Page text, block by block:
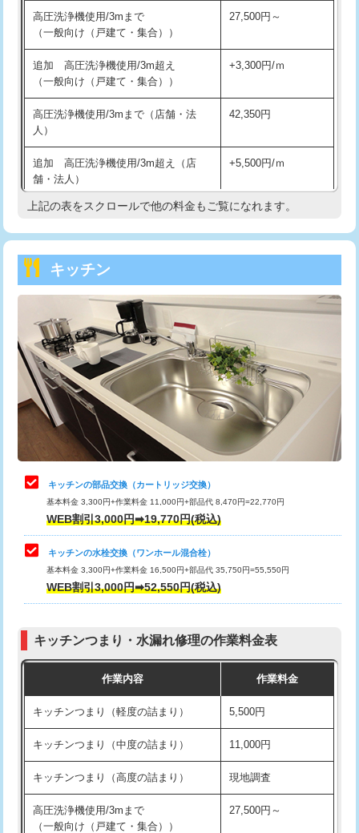
交換・取付(排水栓・排水トラップ
（P/S/ポップアップ））
22,000円+材料費
交換・取付（その他部品） 11,000円+材料費
持込商品取付（単水栓） 13,200円
持込商品取付（混合水栓）
持込商品取付（浄水器・分岐水栓） 16,500円
持込商品取付（温水洗浄便座） 22,000円
持込商品取付（普通便座⇔温水洗浄便
22,000円
給水管工事※（ホール加工)
給水管工事※（バンド止め) 3,300円
給水管工事※（支持金具設置) 5,500円
給水管工事※（保温材使用（バンド止
め込み）)
5,500円
給水管工事※（土の掘削・埋め戻し作
11,000円
給水管工事※（塩ビ管（VP・HI）使
用/3ｍまで)
給水管工事※（塩ビ管（VP・HI）使
用（追加）/3ｍ超え)
給水管工事※（ライニング鋼管・銅
管・ポリ管・HT管使用/3ｍまで)
44,000円
管・ポリ管・HT管使用/3ｍ超え)
排水管工事（土の掘削・埋め戻し作
11,000円~
排水管工事（排水管工事/3ｍまで） 55,000円
排水管工事（追加 排水管工事/3ｍ超
+11,000円
マス交換（土の掘削・埋め戻し作業）
高圧洗浄機使用/3mまで
（一般向け（戸建て・集合））
27,500円～
追加 高圧洗浄機使用/3m超え
（一般向け（戸建て・集合））
+3,300円/ｍ
高圧洗浄機使用/3mまで（店舗・法
人）
42,350円
追加 高圧洗浄機使用/3m超え（店
舗・法人）
+5,500円/ｍ
高度高圧洗浄換 現地調査
トーラー機使用/3mまで
追加トーラー機使用/3m超え +3,300円
カメラ調査 33,000円
桝清掃 8,800円
止水・漏水調査・防水処理・清掃・修
理・調整・分解・加工など（軽作業）
11,000円
止水・漏水調査・防水処理・清掃・修
理・調整・分解・加工など（中作業）
22,000円
止水・漏水調査・防水処理・清掃・修
理・調整・分解・加工など（重作業）
33,000円
お風呂タンク脱着
その他部品の脱着
式・ワンホール）)
交換・取付(排水栓・排水トラップ
22,000円+材料費
上記の表をスクロールで他の料金もご覧になれます。
キッチン
キッチンの部品交換（カートリッジ交換）
基本料金 3,300円+作業料金 11,000円+部品代 8,470円=22,770円
WEB割引3,000円➡19,770円(税込)
キッチンの水栓交換（ワンホール混合栓）
基本料金 3,300円+作業料金 16,500円+部品代 35,750円=55,550円
WEB割引3,000円➡52,550円(税込)
キッチンつまり・水漏れ修理の作業料金表
作業内容 作業料金
キッチンつまり（軽度の詰まり） 5,500円
キッチンつまり（中度の詰まり） 11,000円
キッチンつまり（高度の詰まり） 現地調査
高圧洗浄機使用/3mまで
（一般向け（戸建て・集合））
27,500円～